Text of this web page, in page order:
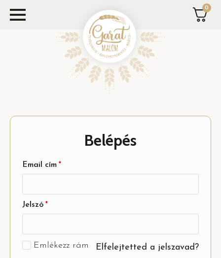
Skip
to
0
Belépés
Email cím *
Jelszó *
Emlékezz rám Elfelejtetted a jelszavad?